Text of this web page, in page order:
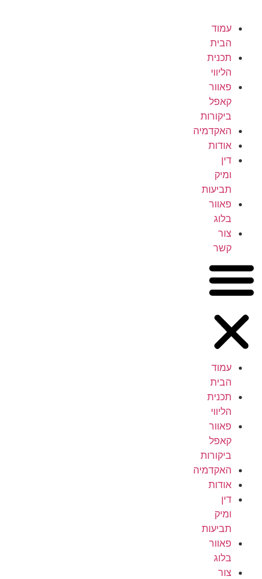
עמוד
הבית
תכנית
הליווי
פאוור
קאפל
ביקורות
האקדמיה
אודות
דין
ומיק
תביעות
פאוור
בלוג
צור
קשר
עמוד
הבית
תכנית
הליווי
פאוור
קאפל
ביקורות
האקדמיה
אודות
דין
ומיק
תביעות
פאוור
בלוג
צור